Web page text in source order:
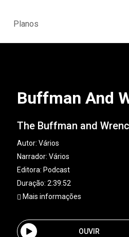
Planos
Buffman And
The Buffman and
Autor: Vários
Narrador: Vários
Editora: Podcast
Duração: 2:39:52
Mais informações
OUVIR